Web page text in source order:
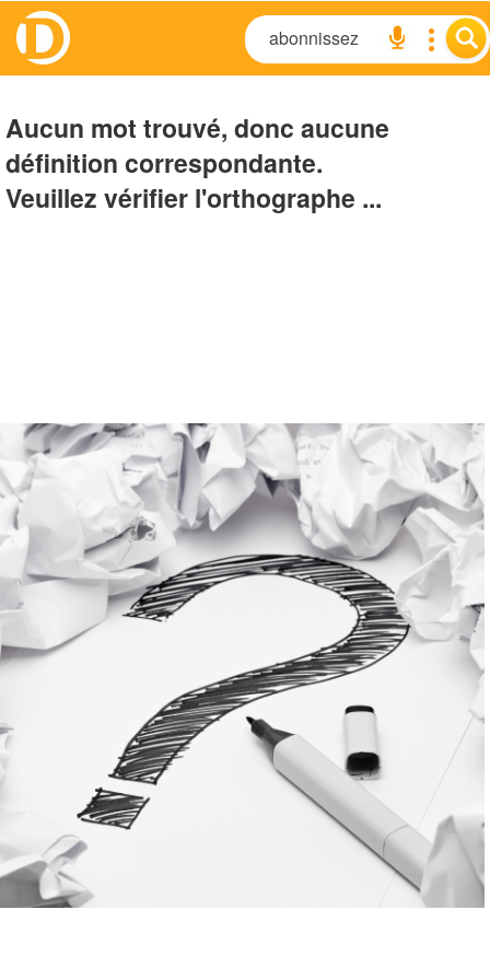
Aucun mot trouvé, donc aucune
définition correspondante.
Veuillez vérifier l'orthographe ...